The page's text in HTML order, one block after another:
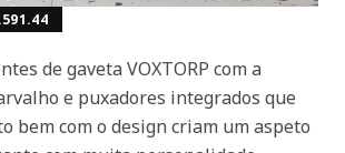
de gaveta VOXTORP com a
e puxadores integrados que
bem com o design criam um aspeto